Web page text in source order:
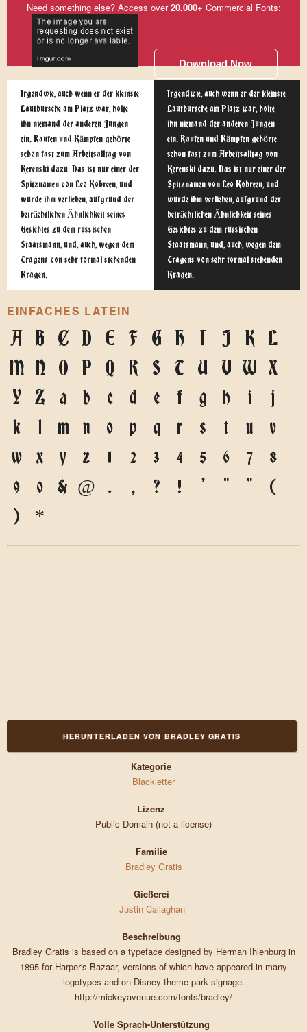
Need something else? Access over20,000+ Commercial Fonts:
Download Now
Irgendwie, auch wenn er der kleinste
Laufbursche am Platz war, holte
ihn niemand der anderen Jungen
ein. Raufen und Kämpfen gehörte
schon fast zum Arbeitsalltag von
Kerenski dazu. Das ist nur einer der
Spitznamen von Leo Kobreen, und
wurde ihm verliehen, aufgrund der
beträchtlichen Ähnlichkeit seines
Gesichtes zu dem russischen
Staatsmann, und, auch, wegen dem
Tragens von sehr formal stehenden
Kragen.
Irgendwie, auch wenn er der kleinste
Laufbursche am Platz war, holte
ihn niemand der anderen Jungen
ein. Raufen und Kämpfen gehörte
schon fast zum Arbeitsalltag von
Kerenski dazu. Das ist nur einer der
Spitznamen von Leo Kobreen, und
wurde ihm verliehen, aufgrund der
beträchtlichen Ähnlichkeit seines
Gesichtes zu dem russischen
Staatsmann, und, auch, wegen dem
Tragens von sehr formal stehenden
Kragen.
EINFACHES LATEIN
A B C D E F G H J K
L
M
N O P Q R S T U V W
X
Y
Z a b c d e f g h i
j
k
l m n o p q r s t u
v
w
x y z 1 2 3 4 5 6 7
8
9
0 & @ . , ? ! ' " "
(
)
*
HERUNTERLADEN VON BRADLEY GRATIS
Kategorie
Blackletter
Lizenz
Public Domain (not a license)
Familie
Bradley Gratis
Gießerei
Justin Callaghan
Beschreibung
Bradley Gratis is based on a typeface designed by Herman Ihlenburg in
1895 for Harper's Bazaar, versions of which have appeared in many
logotypes and on Disney theme park signage.
http://mickeyavenue.com/fonts/bradley/
Volle Sprach-Unterstützung